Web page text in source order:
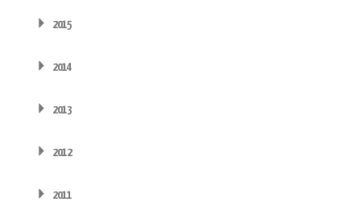
2015
2014
2013
2012
2011